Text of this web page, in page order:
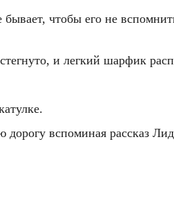
чтобы его не
и легкий шарфик
вспоминая рассказ